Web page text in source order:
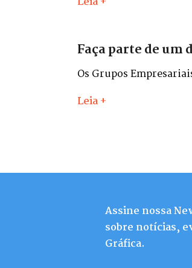
Faça parte de
Os Grupos
Leia +
Assine nossa
sobre notícias,
Gráfica.